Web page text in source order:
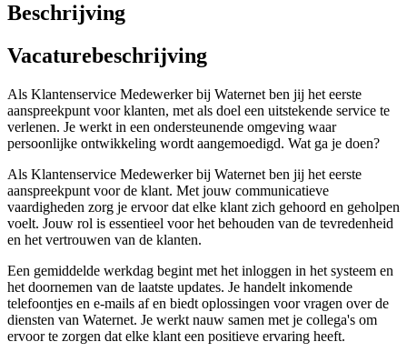
Beschrijving
Vacaturebeschrijving
Als Klantenservice Medewerker bij Waternet ben jij het eerste
aanspreekpunt voor klanten, met als doel een uitstekende service te
verlenen. Je werkt in een ondersteunende omgeving waar
persoonlijke ontwikkeling wordt aangemoedigd. Wat ga je doen?
Als Klantenservice Medewerker bij Waternet ben jij het eerste
aanspreekpunt voor de klant. Met jouw communicatieve
vaardigheden zorg je ervoor dat elke klant zich gehoord en geholpen
voelt. Jouw rol is essentieel voor het behouden van de tevredenheid
en het vertrouwen van de klanten.
Een gemiddelde werkdag begint met het inloggen in het systeem en
het doornemen van de laatste updates. Je handelt inkomende
telefoontjes en e-mails af en biedt oplossingen voor vragen over de
diensten van Waternet. Je werkt nauw samen met je collega's om
ervoor te zorgen dat elke klant een positieve ervaring heeft.